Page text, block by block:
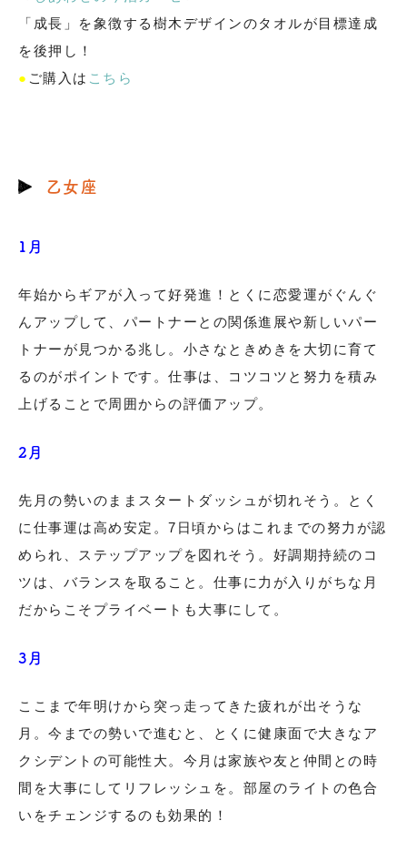
「成長」を象徴する樹木デザインのタオルが目標達成
を後押し！
● ご購入は こちら
乙女座
1月
年始からギアが入って好発進！とくに恋愛運がぐんぐ
んアップして、パートナーとの関係進展や新しいパー
トナーが見つかる兆し。小さなときめきを大切に育て
るのがポイントです。仕事は、コツコツと努力を積み
上げることで周囲からの評価アップ。
2月
先月の勢いのままスタートダッシュが切れそう。とく
に仕事運は高め安定。7日頃からはこれまでの努力が認
められ、ステップアップを図れそう。好調期持続のコ
ツは、バランスを取ること。仕事に力が入りがちな月
だからこそプライベートも大事にして。
3月
ここまで年明けから突っ走ってきた疲れが出そうな
月。今までの勢いで進むと、とくに健康面で大きなア
クシデントの可能性大。今月は家族や友と仲間との時
間を大事にしてリフレッシュを。部屋のライトの色合
いをチェンジするのも効果的！